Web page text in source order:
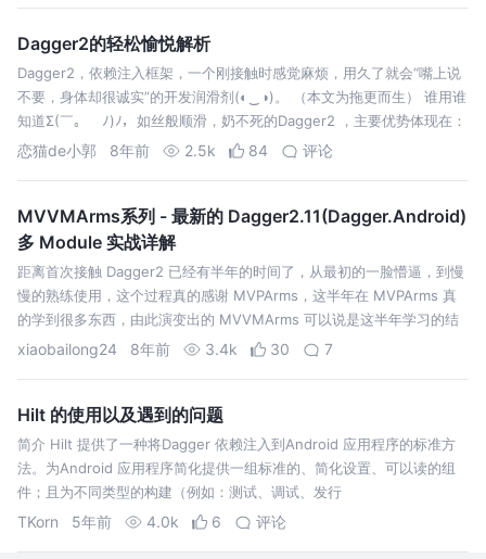
Dagger2的轻松愉悦解析
Dagger2，依赖注入框架，一个刚接触时感觉麻烦，用久了就会“嘴上说
不要，身体却很诚实”的开发润滑剂(◐‿◑)。 （本文为拖更而生） 谁用谁
知道Σ(￣。￣ﾉ)ﾉ，如丝般顺滑，奶不死的Dagger2 ，主要优势体现在：
解决项目中多实例依赖创建问题，如：new A(new B(…
恋猫de小郭 8年前 2.5k 84 评论
MVVMArms系列 - 最新的 Dagger2.11(Dagger.Android)
多 Module 实战详解
距离首次接触 Dagger2 已经有半年的时间了，从最初的一脸懵逼，到慢
慢的熟练使用，这个过程真的感谢 MVPArms，这半年在 MVPArms 真
的学到很多东西，由此演变出的 MVVMArms 可以说是这半年学习的结
晶。其中在构建 MVVMArms 的过程中，采用了最新的 D…
xiaobailong24 8年前 3.4k 30 7
Hilt 的使用以及遇到的问题
简介 Hilt 提供了一种将Dagger 依赖注入到Android 应用程序的标准方
法。为Android 应用程序简化提供一组标准的、简化设置、可以读的组
件；且为不同类型的构建（例如：测试、调试、发行
TKorn 5年前 4.0k 6 评论